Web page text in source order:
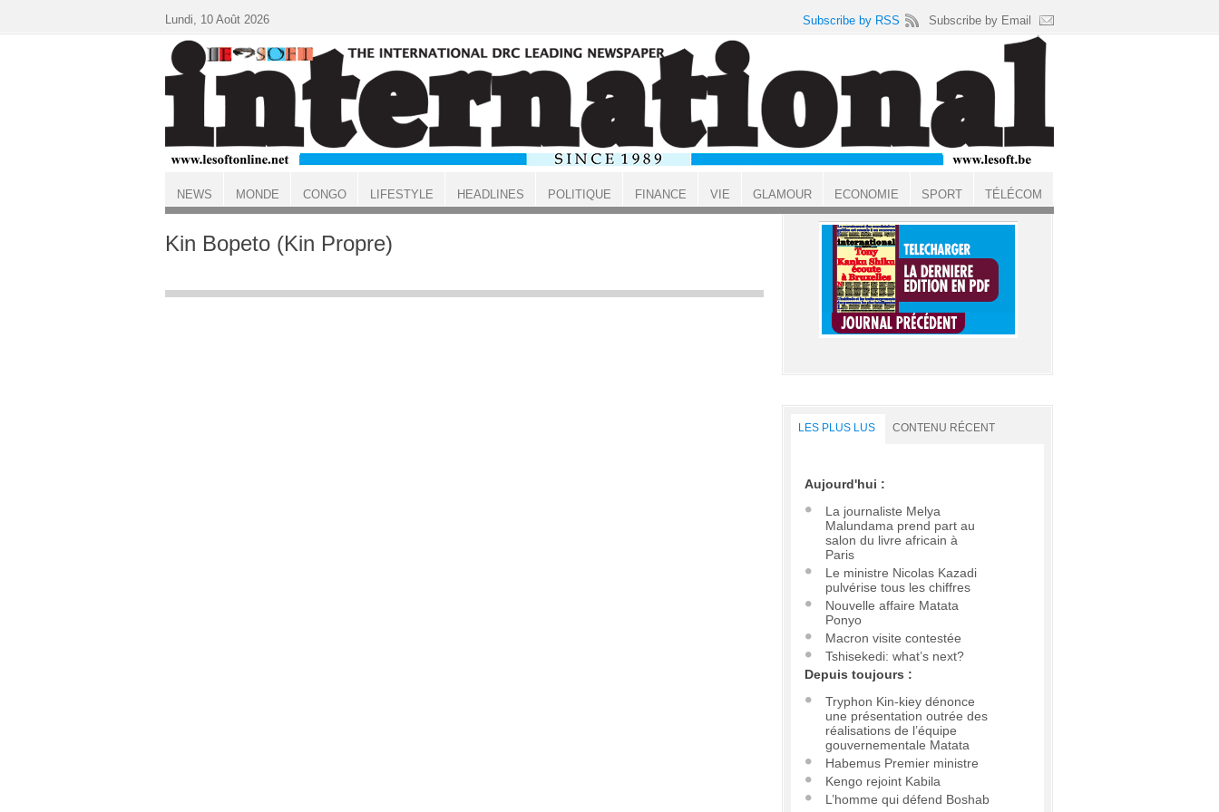
ACCUEIL
Kin Bopeto (Kin Propre)
LES PLUS LUS CONTENU RÉCENT
Aujourd'hui :
La journaliste Melya
Malundama prend part au
salon du livre africain à
Paris
Le ministre Nicolas Kazadi
pulvérise tous les chiffres
Nouvelle affaire Matata
Ponyo
Macron visite contestée
Tshisekedi: what’s next?
Depuis toujours :
Tryphon Kin-kiey dénonce
une présentation outrée des
réalisations de l’équipe
gouvernementale Matata
Habemus Premier ministre
Kengo rejoint Kabila
L’homme qui défend Boshab
Lundi, 10 Août 2026 Subscribe by RSS Subscribe by Email
NEWS MONDE CONGO LIFESTYLE HEADLINES POLITIQUE FINANCE VIE GLAMOUR ECONOMIE SPORT TÉLÉCOM